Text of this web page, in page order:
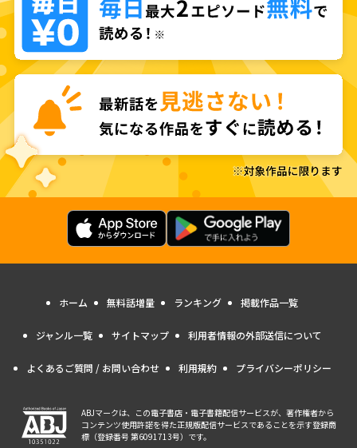
ホーム 無料話増量 ランキング 掲載作品一覧
ジャンル一覧 サイトマップ 利用者情報の外部送信について
よくあるご質問 / お問い合わせ 利用規約 プライバシーポリシー
ABJマークは、この電子書店・電子書籍配信サービスが、著作権者から
コンテンツ使用許諾を得た正規版配信サービスであることを示す登録商
標（登録番号 第6091713号）です。